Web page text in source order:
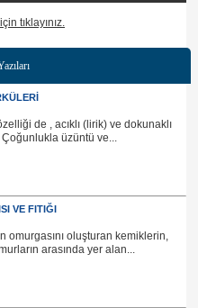
tıklayınız.
de , acıklı (lirik) ve dokunaklı
üzüntü ve...
VE FITIĞI
omurgasını oluşturan kemiklerin,
arasında yer alan...